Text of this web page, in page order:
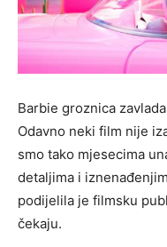
Barbie groznica
Odavno neki film nije
smo tako mjesecima
detaljima i
podijelila je filmsku
čekaju.